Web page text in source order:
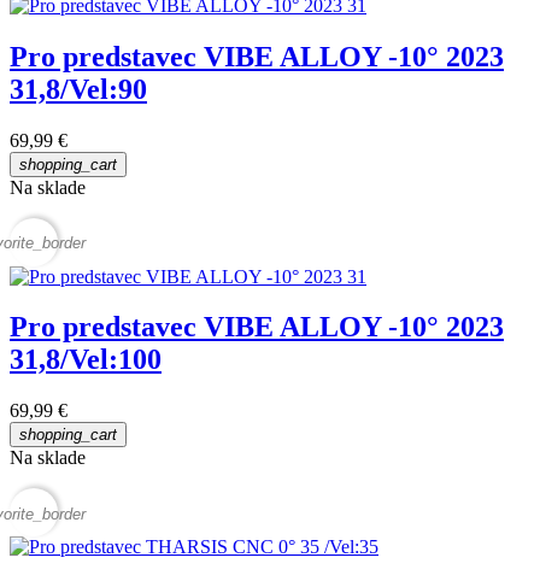
Pro predstavec VIBE ALLOY -10° 2023
31,8/Vel:90
69,99 €
shopping_cart
Na sklade
Pro predstavec VIBE ALLOY -10° 2023
31,8/Vel:100
69,99 €
shopping_cart
Na sklade